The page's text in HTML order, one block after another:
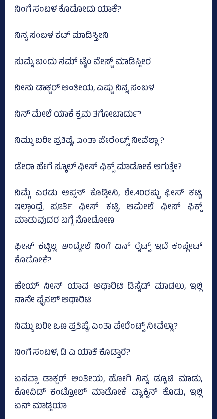
ನಿಂಗೆ ಸಂಬಳ ಕೊಡೋದು ಯಾಕೆ?
ನಿನ್ನ ಸಂಬಳ ಕಟ್‌ ಮಾಡಿಸ್ತೀನಿ
ಸುಮ್ನೆ ಬಂದು ನಮ್‌ ಟೈಂ ವೇಸ್ಟ್‌ ಮಾಡಿಸ್ತೀರ
ನೀನು ಡಾಕ್ಟರ್‌ ಅಂತೀಯ, ಎಷ್ಟು ನಿನ್ನ ಸಂಬಳ
ನಿನ್‌ ಮೇಲೆ ಯಾಕೆ ಕ್ರಮ ತಗೋಬಾರ್ದು?
ನಿಮ್ದು ಬರೀ ಪ್ರತಿಷ್ಠೆ, ಎಂತಾ ಪೇರೆಂಟ್ಸ್‌ ನೀವೆಲ್ಲಾ ?
ಡೇರಾ ಹೇಗೆ ಸ್ಕೂಲ್‌ ಫೀಸ್‌ ಫಿಕ್ಸ್‌ ಮಾಡೋಕೆ ಅಗುತ್ತೇ?
ನಿಮ್ಗೆ ಎರಡು ಆಪ್ಷನ್‌ ಕೊಡ್ತೀನಿ, ಶೇ.40ರಷ್ಟು ಫೀಸ್‌ ಕಟ್ಟಿ,
ಇಲ್ಲಾಂದ್ರೆ ಪೂರ್ತಿ ಫೀಸ್‌ ಕಟ್ಟಿ, ಆಮೇಲೆ ಫೀಸ್‌ ಫಿಕ್ಸ್‌
ಮಾಡುವುದರ ಬಗ್ಗೆ ನೋಡೋಣ
ಫೀಸ್‌ ಕಟ್ಟಿಲ್ಲ ಅಂದ್ಮೇಲೆ ನಿಂಗೆ ಏನ್‌ ರೈಟ್ಸ್‌ ಇದೆ ಕಂಪ್ಲೇಟ್‌
ಕೊಡೋಕೆ?
ಹೇಯ್‌ ನೀನ್‌ ಯಾವ ಅಥಾರಿಟಿ ಡಿಸೈಡ್‌ ಮಾಡಲು, ಇಲ್ಲಿ
ನಾನೇ ಫೈನಲ್‌ ಅಥಾರಿಟಿ
ನಿಮ್ದು ಬರೀ ಒಣ ಪ್ರತಿಷ್ಠೆ, ಎಂತಾ ಪೇರೆಂಟ್ಸ್‌ ನೀವೆಲ್ಲಾ?
ನಿಂಗೆ ಸಂಬಳ, ಡಿ ಎ ಯಾಕೆ ಕೊಡ್ತಾರೆ?
ಏನಪ್ಪಾ ಡಾಕ್ಟರ್‌ ಅಂತೀಯ, ಹೋಗಿ ನಿನ್ನ ಡ್ಯೂಟಿ ಮಾಡು,
ಕೋವಿಡ್‌ ಕಂಟ್ರೋಲ್‌ ಮಾಡೋಕೆ ವ್ಯಾಕ್ಸಿನ್‌ ಕೊಡು, ಇಲ್ಲಿ
ಏನ್‌ ಮಾಡ್ತಿಯಾ